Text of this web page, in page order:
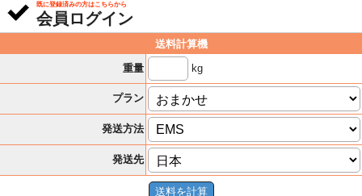
既に登録済みの方はこちらから
会員ログイン
送料計算機
重量
kg
プラン
発送方法
発送先